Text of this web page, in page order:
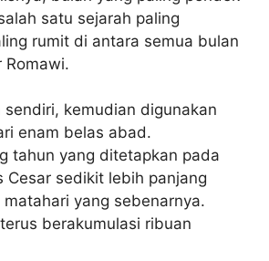
satu sejarah paling
rumit di antara semua bulan
Romawi.
sendiri, kemudian digunakan
enam belas abad.
tahun yang ditetapkan pada
Cesar sedikit lebih panjang
yang sebenarnya.
berakumulasi ribuan